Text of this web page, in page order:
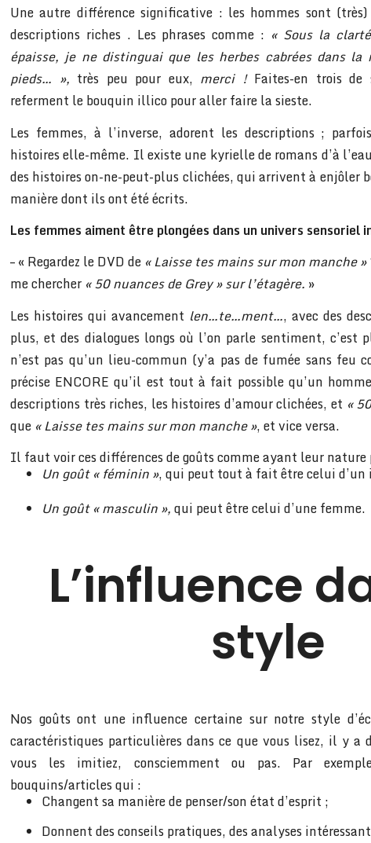
Une autre différence significative : les hommes sont
descriptions riches . Les phrases comme : « Sous la
épaisse, je ne distinguai que les herbes cabrées dans
pieds… », très peu pour eux, merci !Faites-en trois de
referment le bouquin illico pour aller faire la sieste.
Les femmes, à l’inverse, adorent les descriptions ;
histoires elle-même. Il existe une kyrielle de romans d’à
des histoires on-ne-peut-plus clichées, qui arrivent à enjôler
manière dont ils ont été écrits.
Les femmes aiment être plongées dans un univers sensoriel
– « Regardez le DVD de « Laisse tes mains sur mon manche »
me chercher « 50 nuances de Grey » sur l’étagère. »
Les histoires qui avancement len…te…ment…, avec des
plus, et des dialogues longs où l’on parle sentiment, c’est
n’est pas qu’un lieu-commun (y’a pas de fumée sans feu
précise ENCORE qu’il est tout à fait possible qu’un
descriptions très riches, les histoires d’amour clichées, et «
que « Laisse tes mains sur mon manche », et vice versa.
Il faut voir ces différences de goûts comme ayant leur nature
Un goût « féminin », qui peut tout à fait être celui
Un goût « masculin »,qui peut être celui d’une femme.
L’influence
style
Nos goûts ont une influence certaine sur notre style
caractéristiques particulières dans ce que vous lisez, il y a
vous les imitiez, consciemment ou pas. Par
bouquins/articles qui :
Changent sa manière de penser/son état d’esprit ;
Donnent des conseils pratiques, des analyses